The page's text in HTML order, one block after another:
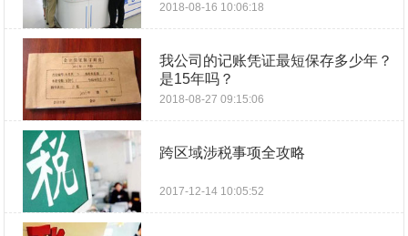
2018-08-16 10:06:18
我公司的记账凭证最短保存多少年？
是15年吗？
2018-08-27 09:15:06
跨区域涉税事项全攻略
2017-12-14 10:05:52